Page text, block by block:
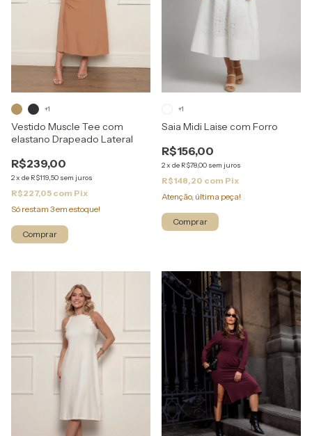
Vestido Muscle Tee com
elastano Drapeado Lateral
R$239,00
2x de R$119,50 sem juros
R$227,05 com Pix
Só restam 3em estoque!
+1
Comprar
Saia Midi Laise com Forro
R$156,00
2x de R$78,00 sem juros
R$148,20 com Pix
Atenção, última peça!
+1
Comprar